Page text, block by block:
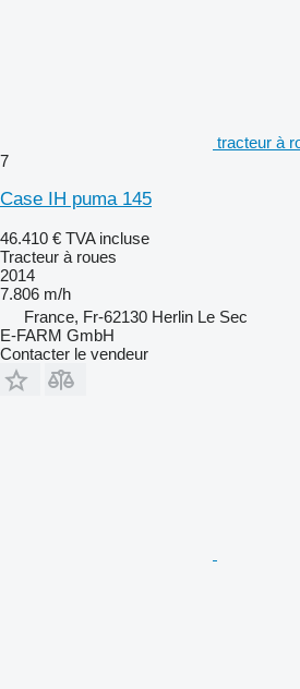
tracteur à
7
Case IH puma 145
46.410 € TVA incluse
Tracteur à roues
2014
7.806 m/h
France, Fr-62130 Herlin Le Sec
E-FARM GmbH
Contacter le vendeur